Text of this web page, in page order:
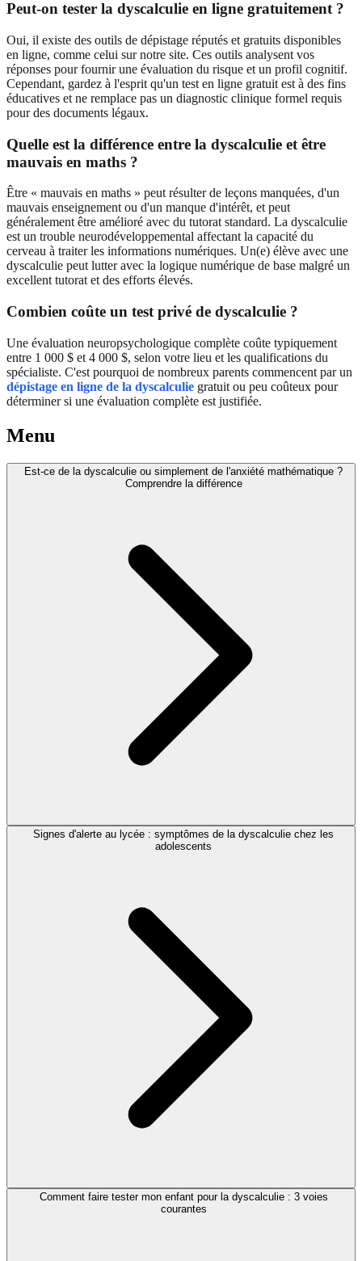
Peut-on tester la dyscalculie en ligne gratuitement ?
Oui, il existe des outils de dépistage réputés et gratuits disponibles
en ligne, comme celui sur notre site. Ces outils analysent vos
réponses pour fournir une évaluation du risque et un profil cognitif.
Cependant, gardez à l'esprit qu'un test en ligne gratuit est à des fins
éducatives et ne remplace pas un diagnostic clinique formel requis
pour des documents légaux.
Quelle est la différence entre la dyscalculie et être
mauvais en maths ?
Être « mauvais en maths » peut résulter de leçons manquées, d'un
mauvais enseignement ou d'un manque d'intérêt, et peut
généralement être amélioré avec du tutorat standard. La dyscalculie
est un trouble neurodéveloppemental affectant la capacité du
cerveau à traiter les informations numériques. Un(e) élève avec une
dyscalculie peut lutter avec la logique numérique de base malgré un
excellent tutorat et des efforts élevés.
Combien coûte un test privé de dyscalculie ?
Une évaluation neuropsychologique complète coûte typiquement
entre 1 000 $ et 4 000 $, selon votre lieu et les qualifications du
spécialiste. C'est pourquoi de nombreux parents commencent par un
dépistage en ligne de la dyscalculie gratuit ou peu coûteux pour
déterminer si une évaluation complète est justifiée.
Menu
Est-ce de la dyscalculie ou simplement de l'anxiété mathématique ?
Comprendre la différence
Signes d'alerte au lycée : symptômes de la dyscalculie chez les
adolescents
Comment faire tester mon enfant pour la dyscalculie : 3 voies
courantes